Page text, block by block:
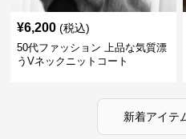
¥6,200 (税込)
50代ファッション 上品な気質漂
うVネックニットコート
新着アイテ